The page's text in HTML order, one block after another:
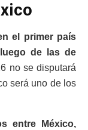
el primer país
de las de
no se disputará
será uno de los
entre México,